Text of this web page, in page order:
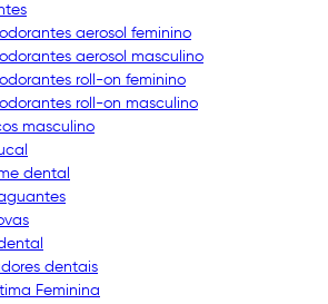
aerosol feminino
aerosol masculino
roll-on feminino
roll-on masculino
masculino
dental
dentais
Feminina